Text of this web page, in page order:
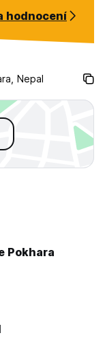
hodnocení
Nepal
Pokhara